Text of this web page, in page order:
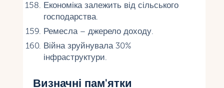
Економіка залежить від сільського
господарства.
Ремесла – джерело доходу.
Війна зруйнувала 30%
інфраструктури.
Визначні пам'ятки